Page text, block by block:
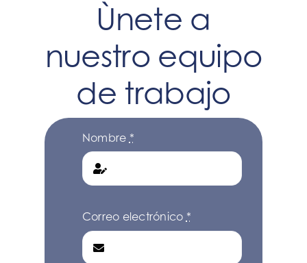
Iniciar Sesion
Idiomas
Idiomas
Ùnete a
nuestro equipo
de trabajo
Nombre *
Correo electrónico *